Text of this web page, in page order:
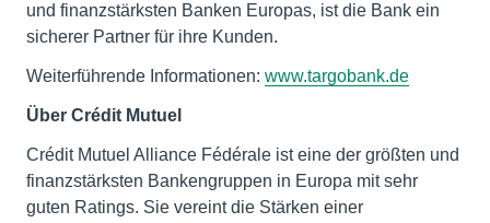
und finanzstärksten Banken Europas, ist die Bank ein
sicherer Partner für ihre Kunden.
Weiterführende Informationen: www.targobank.de
Über Crédit Mutuel
Crédit Mutuel Alliance Fédérale ist eine der größten und
finanzstärksten Bankengruppen in Europa mit sehr
guten Ratings. Sie vereint die Stärken einer